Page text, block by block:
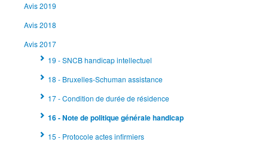
Avis 2019
Avis 2018
Avis 2017
19 - SNCB handicap intellectuel
18 - Bruxelles-Schuman assistance
17 - Condition de durée de résidence
16 - Note de politique générale handicap
15 - Protocole actes infirmiers